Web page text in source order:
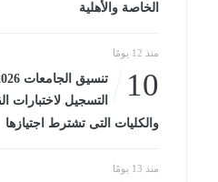
الخاصة والأهلية
منذ 12 يومًا
10
التسجيل لاختبارات
والكليات التى تشترط اجتيازها
منذ 13 يومًا